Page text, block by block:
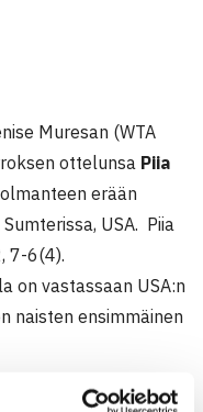
Muresan (WTA
ottelunsa Piia
erään
USA. Piia
7-6(4).
on vastassaan USA:n
naisten ensimmäinen